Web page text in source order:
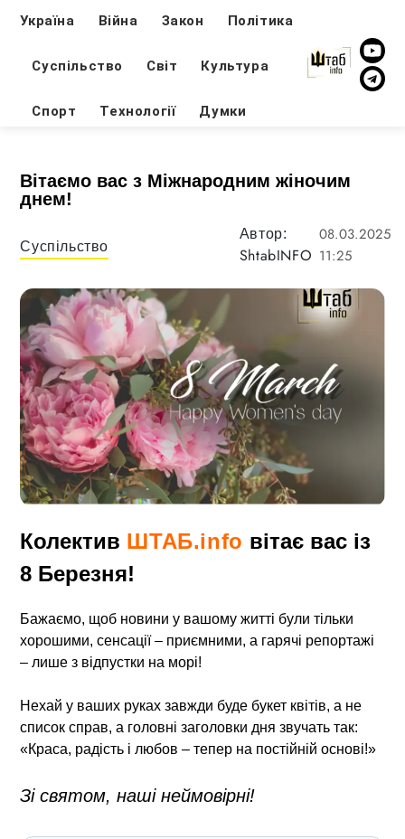
Україна Війна Закон Політика
Суспільство Світ Культура
Спорт Технології Думки
Вітаємо вас з Міжнародним жіночим
днем!
Суспільство
Автор:
ShtabINFO
08.03.2025
11:25
Колектив ШТАБ.info вітає вас із
8 Березня!
Бажаємо, щоб новини у вашому житті були тільки
хорошими, сенсації – приємними, а гарячі репортажі
– лише з відпустки на морі!
Нехай у ваших руках завжди буде букет квітів, а не
список справ, а головні заголовки дня звучать так:
«Краса, радість і любов – тепер на постійній основі!»
Зі святом, наші неймовірні!